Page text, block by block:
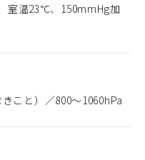
室温23℃、150mmHg加
こと）／800～1060hPa